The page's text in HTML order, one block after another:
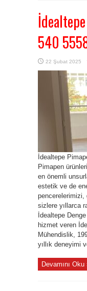
540
22 Şubat 2025
İdealtepe
Pimapen
en önemli
estetik ve de
pencerelerimizi,
sizlere yıllarca
İdealtepe
hizmet veren
Mühendislik,
yıllık deneyimi
Devamını Oku